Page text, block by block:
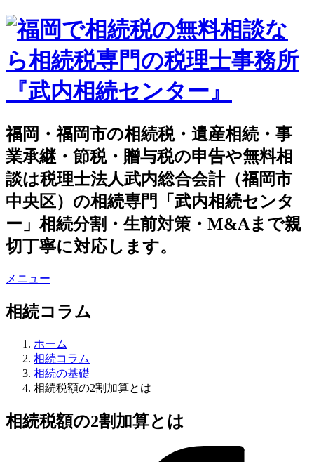
福岡・福岡市の相続税・遺産相続・事
業承継・節税・贈与税の申告や無料相
談は税理士法人武内総合会計（福岡市
中央区）の相続専門「武内相続センタ
ー」相続分割・生前対策・M&Aまで親
切丁寧に対応します。
メニュー
相続コラム
ホーム
相続コラム
相続の基礎
相続税額の2割加算とは
相続税額の2割加算とは